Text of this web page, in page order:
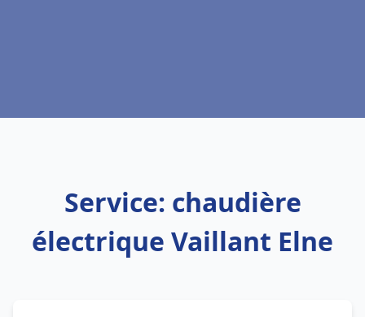
Service: chaudière
électrique Vaillant Elne